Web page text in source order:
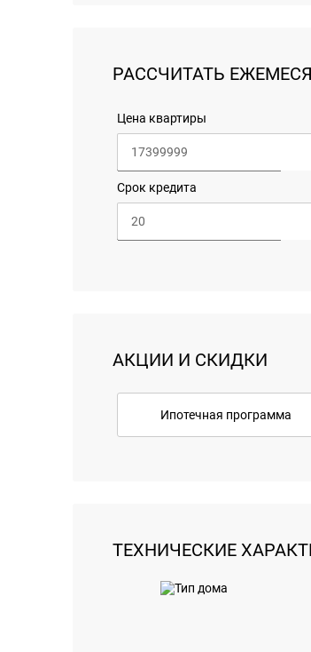
РАССЧИТАТЬ
Цена квартиры
Срок кредита
АКЦИИ И СКИДКИ
Ипотечная программа
ТЕХНИЧЕСКИЕ